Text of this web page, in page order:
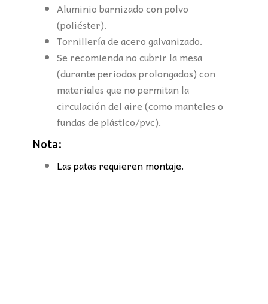
Aluminio barnizado con polvo
(poliéster).
Tornillería de acero galvanizado.
Se recomienda no cubrir la mesa
(durante periodos prolongados) con
materiales que no permitan la
circulación del aire (como manteles o
fundas de plástico/pvc).
Nota:
Las patas requieren montaje.